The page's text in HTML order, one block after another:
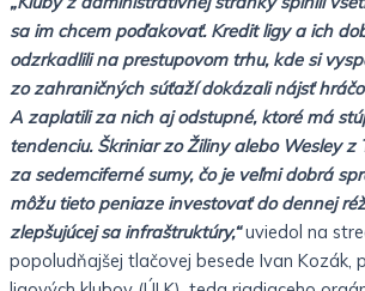
sa im chcem poďakovať. Kredit ligy a ich
odzrkadlili na prestupovom trhu, kde si
zozahraničných súťaží dokázali nájsť
A zaplatili za nich aj odstupné, ktoré má
tendenciu. Škriniar zo Žiliny alebo Wesley z
za sedemciferné sumy, čo je veľmi dobrá
môžutieto peniaze investovať do dennej
zlepšujúcejsa infraštruktúry,“uviedol na
popoludňajšej tlačovej besede Ivan Kozák,